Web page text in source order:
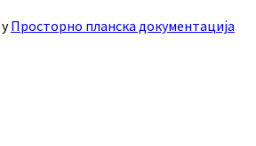
уПросторно планска документација